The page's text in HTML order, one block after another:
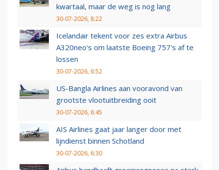
kwartaal, maar de weg is nog lang
30-07-2026, 8:22
Icelandair tekent voor zes extra Airbus
A320neo's om laatste Boeing 757's af te
lossen
30-07-2026, 6:52
US-Bangla Airlines aan vooravond van
grootste vlootuitbreiding ooit
30-07-2026, 6:45
AIS Airlines gaat jaar langer door met
lijndienst binnen Schotland
30-07-2026, 6:30